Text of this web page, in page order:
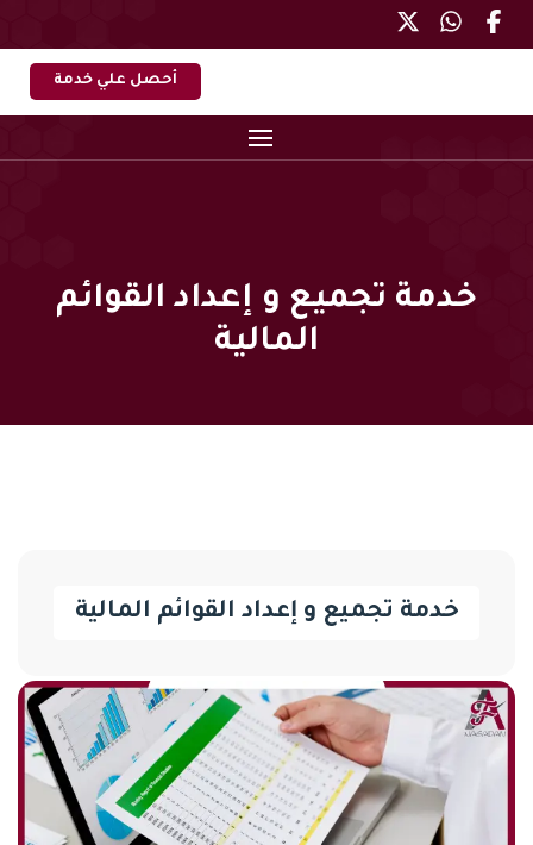
أحصل علي خدمة
خدمة تجميع و إعداد القوائم
المالية
خدمة تجميع و إعداد القوائم المالية